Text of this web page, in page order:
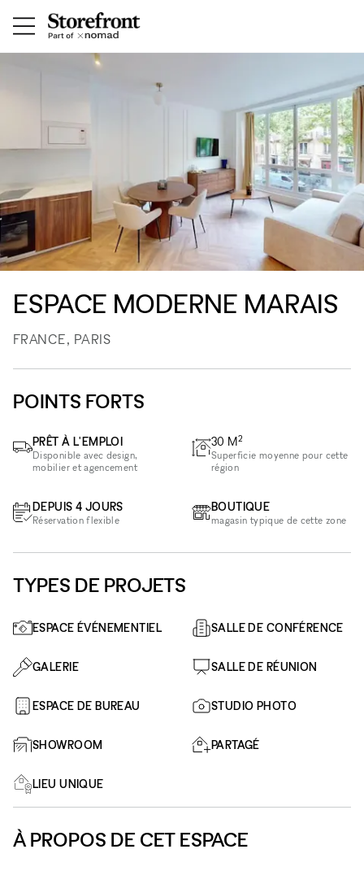
ESPACE MODERNE MARAIS
FRANCE, PARIS
POINTS FORTS
PRÊT À L'EMPLOI
Disponible avec design,
mobilier et agencement
DEPUIS 4 JOURS
Réservation flexible
30 M2
Superficie moyenne pour cette
région
BOUTIQUE
magasin typique de cette zone
TYPES DE PROJETS
ESPACE ÉVÉNEMENTIEL SALLE DE CONFÉRENCE
GALERIE SALLE DE RÉUNION
ESPACE DE BUREAU STUDIO PHOTO
SHOWROOM PARTAGÉ
LIEU UNIQUE
À PROPOS DE CET ESPACE